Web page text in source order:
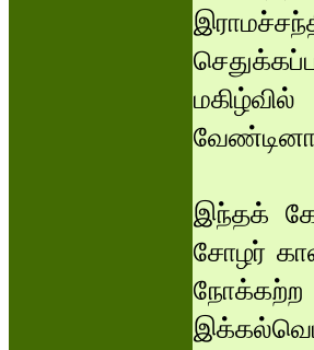
இந்தக்
சோழர்
நோக்கற்ற